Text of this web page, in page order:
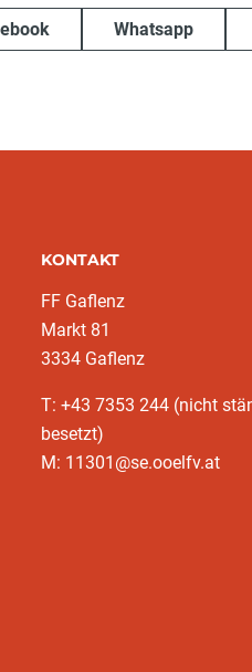
Whatsapp
KONTAKT
FF Gaflenz
Markt 81
3334 Gaflenz
T: +43 7353 244 (nicht
besetzt)
M: 11301@se.ooelfv.at